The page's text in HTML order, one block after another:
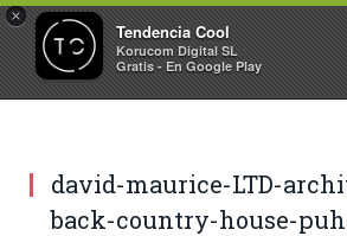
×
Tendencia Cool
Korucom Digital SL
Gratis - En Google Play
david-maurice-LTD-
back-country-house-